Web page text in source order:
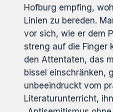
Hofburg empfing,
Linien zu bereden.
vor sich, wie er dem
streng auf die Finger
den Attentaten, das
bissel einschränken,
unbeeindruckt vom
Literaturunterricht,